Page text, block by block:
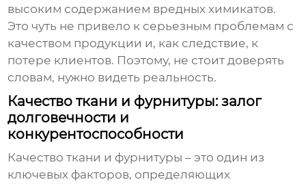
высоким содержанием вредных химикатов.
Это чуть не привело к серьезным проблемам с
качеством продукции и, как следствие, к
потере клиентов. Поэтому, не стоит доверять
словам, нужно видеть реальность.
Качество ткани и фурнитуры: залог
долговечности и
конкурентоспособности
Качество ткани и фурнитуры – это один из
ключевых факторов, определяющих